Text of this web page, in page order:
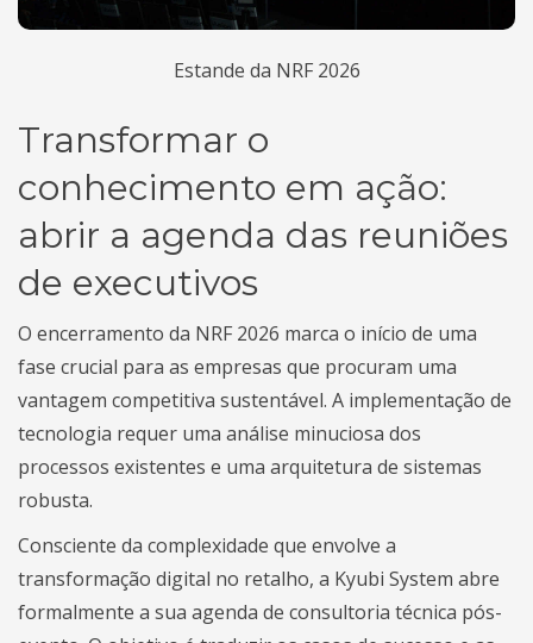
Estande da NRF 2026
Transformar o
conhecimento em ação:
abrir a agenda das reuniões
de executivos
O encerramento da NRF 2026 marca o início de uma
fase crucial para as empresas que procuram uma
vantagem competitiva sustentável. A implementação de
tecnologia requer uma análise minuciosa dos
processos existentes e uma arquitetura de sistemas
robusta.
Consciente da complexidade que envolve a
transformação digital no retalho, a Kyubi System abre
formalmente a sua agenda de consultoria técnica pós-